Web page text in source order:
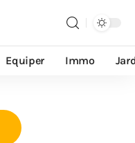
Equiper Immo